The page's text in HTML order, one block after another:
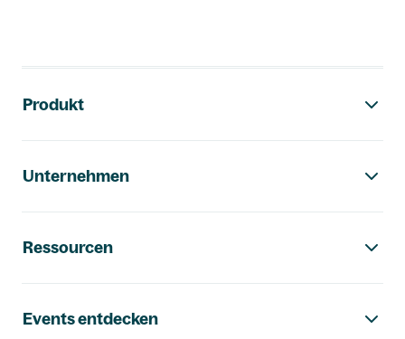
Produkt
Unternehmen
Ressourcen
Events entdecken